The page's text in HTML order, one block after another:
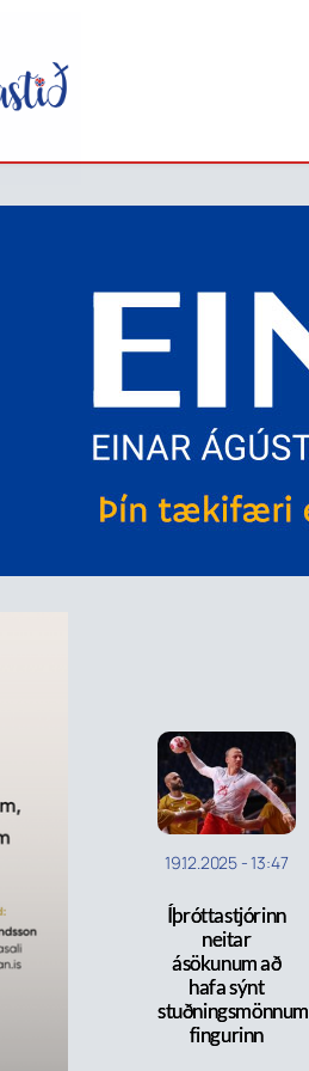
19.12.2025 -13:47
Íþróttastjórinn
neitar
ásökunum að
hafa sýnt
stuðningsmönnum
fingurinn